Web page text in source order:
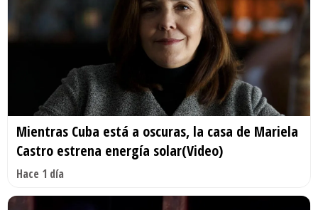
Mientras Cuba está a oscuras, la casa de Mariela
Castro estrena energía solar(Video)
Hace 1 día